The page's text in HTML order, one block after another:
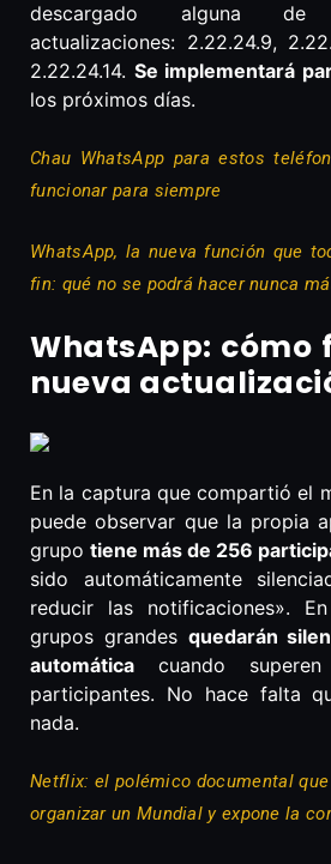
descargado alguna de
actualizaciones: 2.22.24.9,
2.22.24.14. Se implementará
los próximos días.
Chau WhatsApp para estos
funcionar para siempre
WhatsApp, la nueva función que
fin: qué no se podrá hacer nunca
WhatsApp: cómo
nueva
En la captura que compartió el
puede observar que la propia
grupo tiene más de 256
sido automáticamente
reducir las notificaciones».
grupos grandes quedarán
automática cuando
participantes. No hace falta
nada.
Netflix: el polémico documental
organizar un Mundial y expone la